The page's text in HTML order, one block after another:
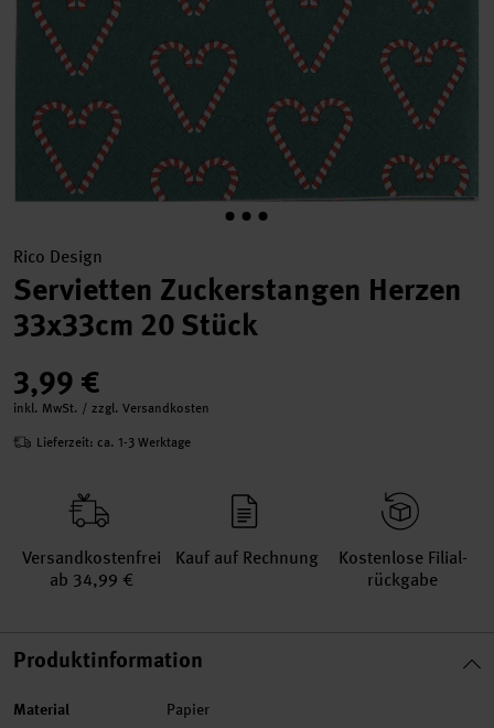
Rico Design
Servietten Zuckerstangen Herzen
33x33cm 20 Stück
3,99 €
inkl. MwSt. / zzgl. Versandkosten
Lieferzeit: ca. 1-3 Werktage
Versand­kosten­frei
ab 34,99 €
Kauf auf Rechnung
Kosten­lose Filial­
rückgabe
Produktinformation
Material Papier